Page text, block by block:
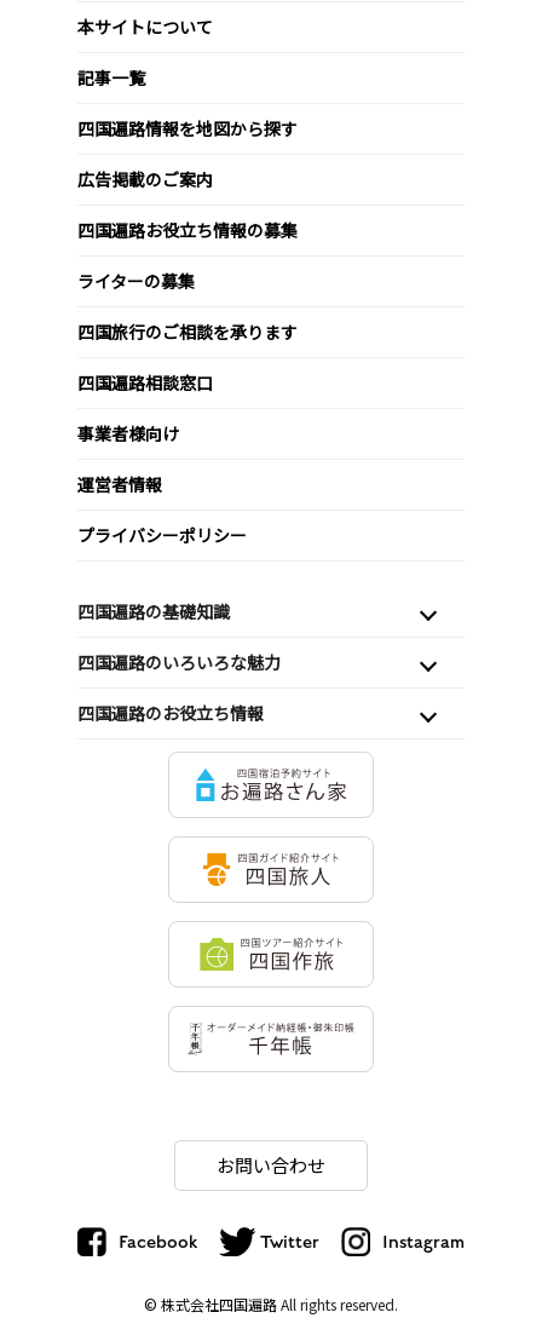
本サイトについて
記事一覧
四国遍路情報を地図から探す
広告掲載のご案内
四国遍路お役立ち情報の募集
ライターの募集
四国旅行のご相談を承ります
四国遍路相談窓口
事業者様向け
運営者情報
プライバシーポリシー
四国遍路の基礎知識
四国遍路のいろいろな魅力
四国遍路のお役立ち情報
お問い合わせ
Facebook Twitter Instagram
© 株式会社四国遍路All rights reserved.